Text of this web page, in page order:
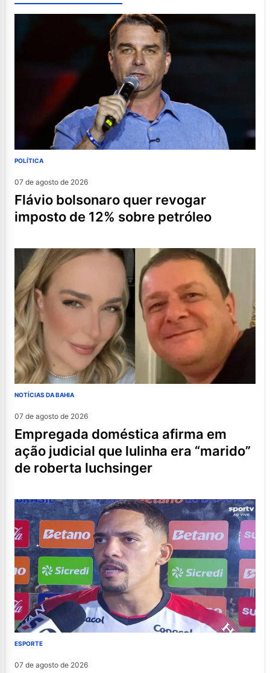
POLÍTICA
07 de agosto de 2026
flávio bolsonaro quer revogar
imposto de 12% sobre petróleo
NOTÍCIAS DA BAHIA
07 de agosto de 2026
empregada doméstica afirma em
ação judicial que lulinha era “marido”
de roberta luchsinger
ESPORTE
07 de agosto de 2026